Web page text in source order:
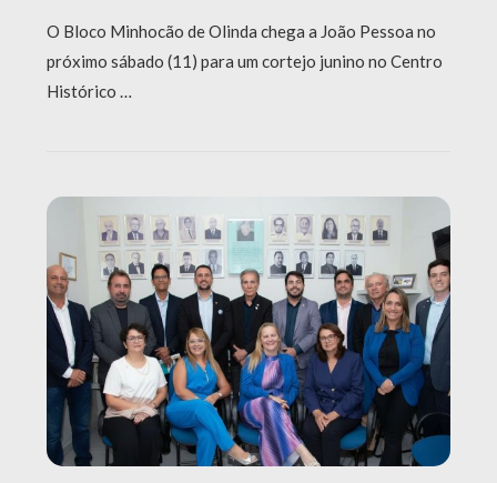
O Bloco Minhocão de Olinda chega a João Pessoa no
próximo sábado (11) para um cortejo junino no Centro
Histórico …